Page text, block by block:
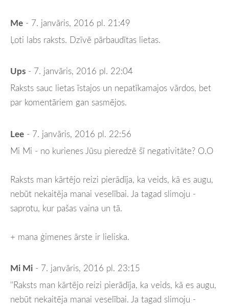
Me - 7. janvāris, 2016 pl. 21:49
Ļoti labs raksts. Dzīvē pārbaudītas lietas.
Ups - 7. janvāris, 2016 pl. 22:04
Raksts sauc lietas īstajos un nepatīkamajos vārdos, bet
par komentāriem gan sasmējos.
Lee - 7. janvāris, 2016 pl. 22:56
Mi Mi - no kurienes Jūsu pieredzē šī negativitāte? O.O
Raksts man kārtējo reizi pierādīja, ka veids, kā es augu,
nebūt nekaitēja manai veselībai. Ja tagad slimoju -
saprotu, kur pašas vaina un tā.
+ mana ģimenes ārste ir lieliska.
Mi Mi - 7. janvāris, 2016 pl. 23:15
''Raksts man kārtējo reizi pierādīja, ka veids, kā es augu,
nebūt nekaitēja manai veselībai. Ja tagad slimoju -